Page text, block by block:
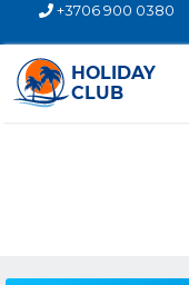
+3706 900 0380